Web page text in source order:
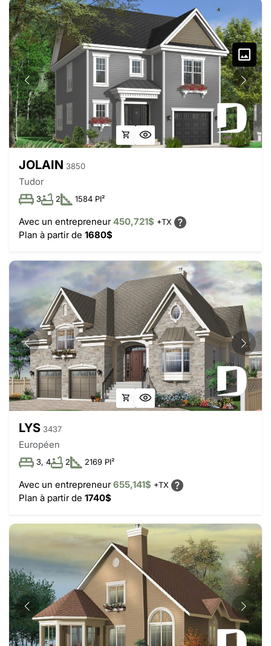
JOLAIN 3850
Tudor
3 2 1584 PI²
Avec un entrepreneur450,721$ +TX
Plan à partir de 1680$
LYS 3437
Européen
3, 4 2 2169 PI²
Avec un entrepreneur655,141$ +TX
Plan à partir de 1740$